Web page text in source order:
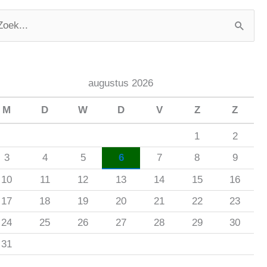
augustus 2026
M D W D V Z Z
1
2
3
4 5 6 7 8
9
10
11 12 13 14 15
16
17
18 19 20 21 22
23
24
25 26 27 28 29
30
31